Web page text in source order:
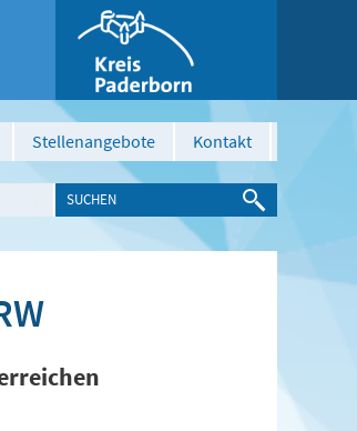
Stellenangebote Kontakt